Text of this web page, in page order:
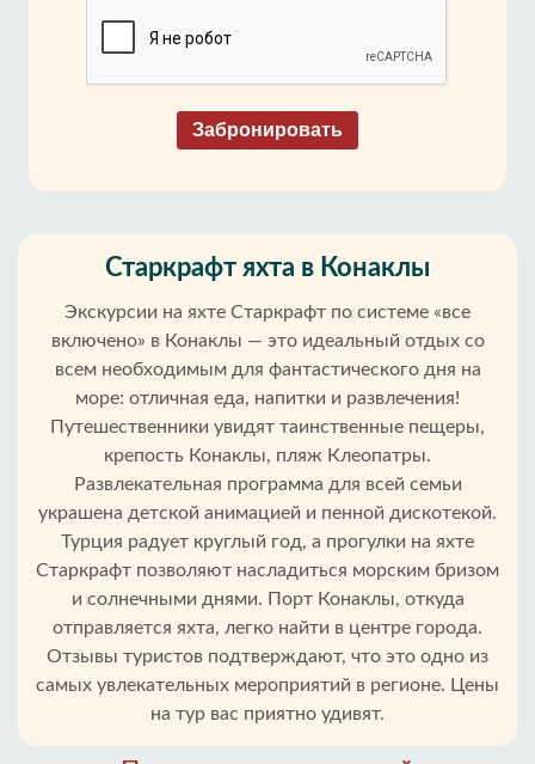
Главная
Конаклы
Алании
Забронировать
Старкрафт яхта в Конаклы
Экскурсии на яхте Старкрафт по системе «все
включено» в Конаклы — это идеальный отдых со
всем необходимым для фантастического дня на
море: отличная еда, напитки и развлечения!
Путешественники увидят таинственные пещеры,
крепость Конаклы, пляж Клеопатры.
Развлекательная программа для всей семьи
украшена детской анимацией и пенной дискотекой.
Турция радует круглый год, а прогулки на яхте
Старкрафт позволяют насладиться морским бризом
и солнечными днями. Порт Конаклы, откуда
отправляется яхта, легко найти в центре города.
Отзывы туристов подтверждают, что это одно из
самых увлекательных мероприятий в регионе. Цены
на тур вас приятно удивят.